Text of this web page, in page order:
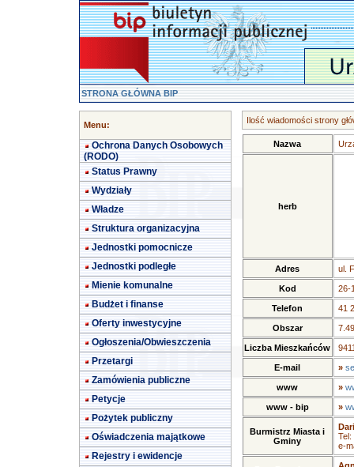
STRONA GŁÓWNA BIP
Menu:
Ochrona Danych Osobowych
(RODO)
Status Prawny
Wydziały
Władze
Struktura organizacyjna
Jednostki pomocnicze
Jednostki podległe
Mienie komunalne
Budżet i finanse
Oferty inwestycyjne
Ogłoszenia/Obwieszczenia
Przetargi
Zamówienia publiczne
Petycje
Pożytek publiczny
Oświadczenia majątkowe
Rejestry i ewidencje
Ilość wiadomości strony
Nazwa
herb
Adres ul.
Kod 26-
Telefon 41
Obszar
Liczba Mieszkańców
E-mail »
www »
www - bip »
Burmistrz Miasta i
Gminy
Tel:
e-